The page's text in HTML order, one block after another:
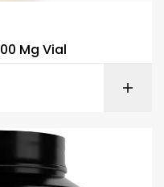
Mg Vial